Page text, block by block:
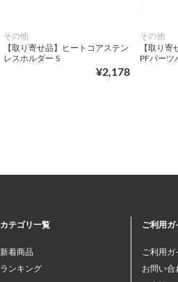
その他
【取り寄せ品】ヒートコアステン
レスホルダー S
¥2,178
その他
【取り寄
PFパーツ
カテゴリ一覧
新着商品
ランキング
ご利用ガ
ご利用ガ
お問い合